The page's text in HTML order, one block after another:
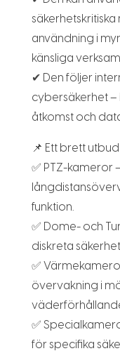
användning i
känsliga
✔ Den följer
cybersäkerhet
åtkomst och
📌 Ett brett
✅ PTZ-kameror
funktion.
✅ Dome- och
diskreta
✅
övervakning i
✅
för specifika